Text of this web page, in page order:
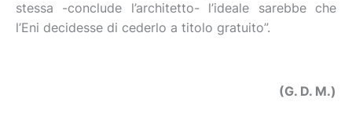
stessa -conclude l’architetto- l’ideale sarebbe che
l’Eni decidesse di cederlo a titolo gratuito”.
(G. D. M.)